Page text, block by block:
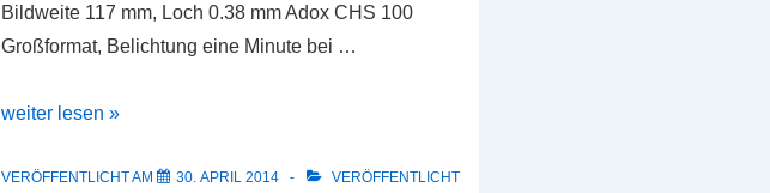
Bildweite 117 mm, Loch 0.38 mm Adox CHS 100
Großformat, Belichtung eine Minute bei …
Beispielbild:
CHS
weiter lesen »
VERÖFFENTLICHT AM 30. APRIL 2014
VERÖFFENTLICHT